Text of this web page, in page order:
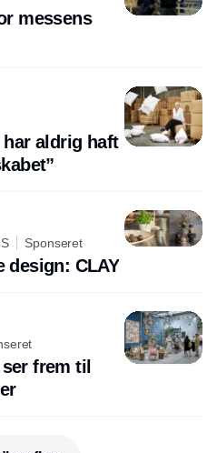
messens
har aldrig haft
Sponseret
design: CLAY
frem til